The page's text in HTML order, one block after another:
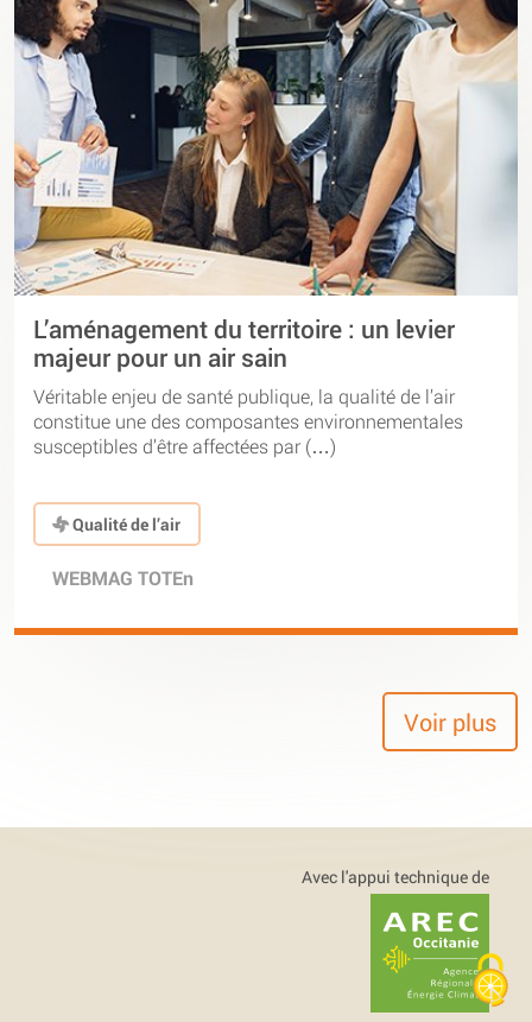
L’aménagement du territoire : un levier
majeur pour un air sain
Véritable enjeu de santé publique, la qualité de l’air
constitue une des composantes environnementales
susceptibles d’être affectées par (…)
Qualité de l’air
WEBMAG TOTEn
Voir plus
Avec l'appui technique de